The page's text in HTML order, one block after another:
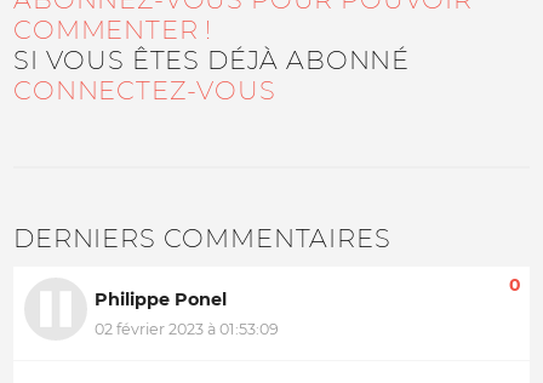
COMMENTER !
SI VOUS ÊTES DÉJÀ ABONNÉ
CONNECTEZ-VOUS
DERNIERS COMMENTAIRES
Philippe Ponel
02 février 2023 à 01:53:09
0